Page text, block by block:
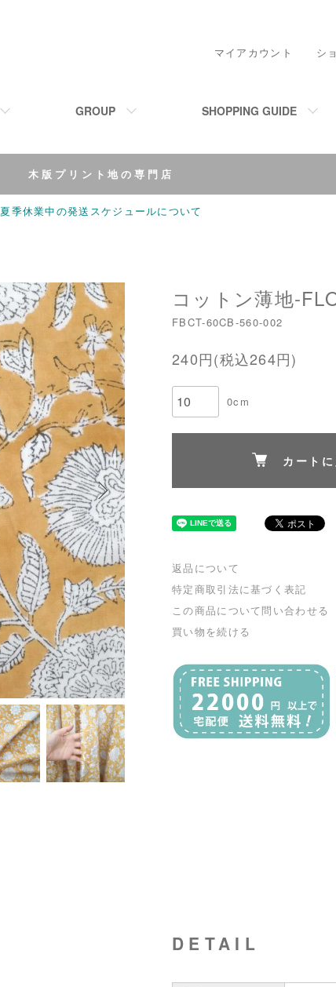
GROUP SHOPPING GUIDE
マイアカウント シ
木版プリント地の専門店
夏季休業中の発送スケジュールについて
コットン薄地-
FBCT-60CB-560-002
240円(税込264円)
0cm
カート
返品について
特定商取引法に基づく表記
この商品について問い合わせる
買い物を続ける
DETAIL